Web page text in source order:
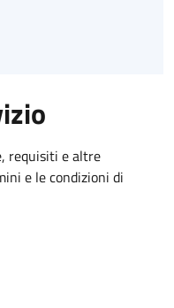
requisiti e altre
e le condizioni di